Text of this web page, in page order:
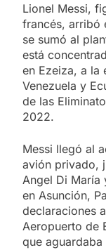
Lionel Messi,
francés, arribó
se sumó al
está
en Ezeiza, a la
Venezuela y
de las
2022.
Messi llegó al
avión privado,
Angel Di María
en Asunción,
declaraciones
Aeropuerto de
que